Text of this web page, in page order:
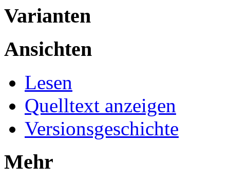
Varianten
Ansichten
Lesen
Quelltext anzeigen
Versionsgeschichte
Mehr